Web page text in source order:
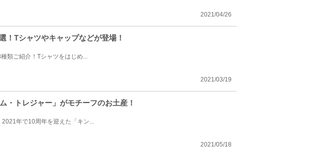
2021/04/26
！Tシャツやキャップなどが登場！
類ご紹介！Tシャツをはじめ...
2021/03/19
・トレジャー」がモチーフのお土産！
年で10周年を迎えた「キン...
2021/05/18